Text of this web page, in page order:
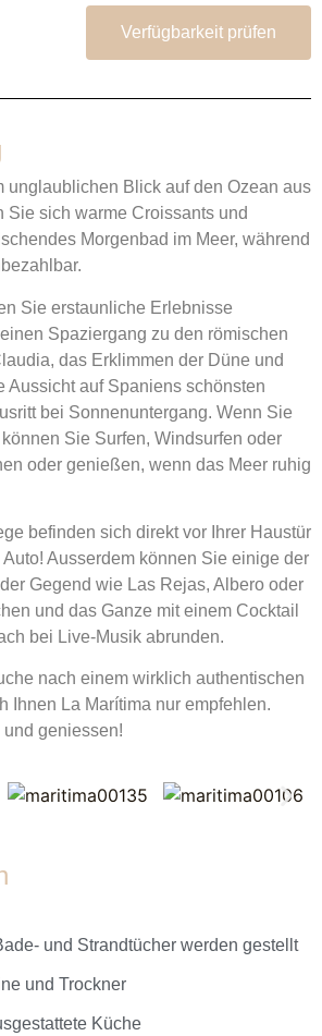
Verfügbarkeit prüfen
unglaublichen Blick auf den Ozean aus
Sie sich warme Croissants und
Morgenbad im Meer, während
Sie erstaunliche Erlebnisse
Spaziergang zu den römischen
das Erklimmen der Düne und
Aussicht auf Spaniens schönsten
bei Sonnenuntergang. Wenn Sie
Sie Surfen, Windsurfen oder
oder genießen, wenn das Meer ruhig
befinden sich direkt vor Ihrer Haustür
Ausserdem können Sie einige der
Gegend wie Las Rejas, Albero oder
und das Ganze mit einem Cocktail
bei Live-Musik abrunden.
nach einem wirklich authentischen
Ihnen La Marítima nur empfehlen.
geniessen!
und Strandtücher werden gestellt
und Trockner
Küche